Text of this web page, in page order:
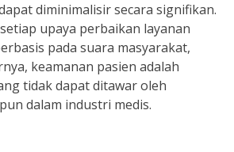
diminimalisir secara signifikan.
upaya perbaikan layanan
pada suara masyarakat,
keamanan pasien adalah
tidak dapat ditawar oleh
dalam industri medis.